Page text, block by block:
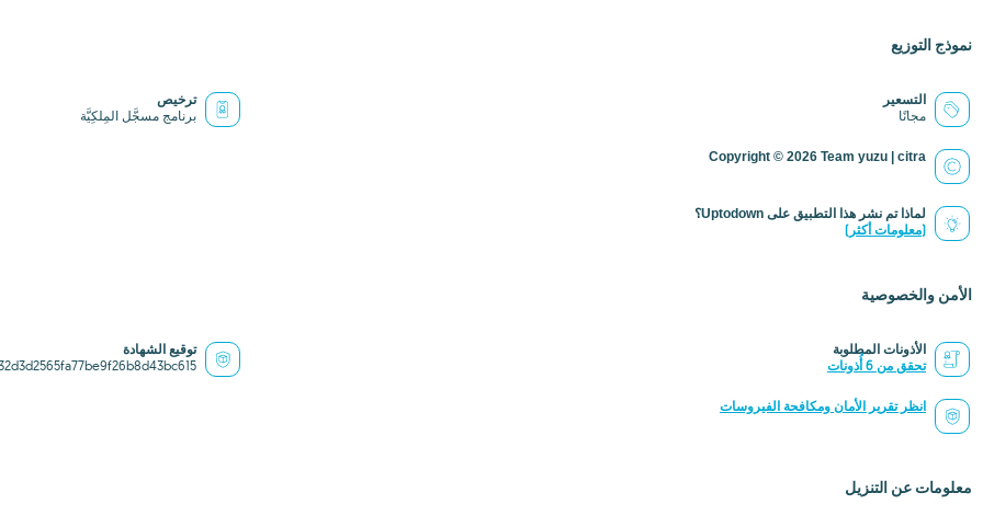
نموذج التوزيع
التسعير
مجانًا
ترخيص
برنامج مسجَّل المِلكِيَّة
Copyright © 2026 Team yuzu | citra
لماذا تم نشر هذا التطبيق على Uptodown؟
(معلومات أكثر)
الأمن والخصوصية
الأذونات المطلوبة
تحقق من 6 أُذونات
توقيع الشهادة
انظر تقرير الأمان ومكافحة الفيروسات
معلومات عن التنزيل